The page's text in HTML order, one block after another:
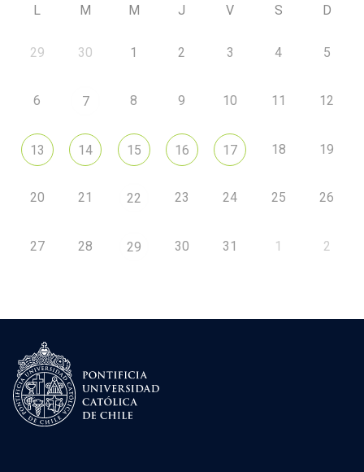
L M M J V S D
29 30 1 2 3 4 5
6 7 8 9 10 11 12
13 14 15 16 17 18 19
20 21 22 23 24 25 26
27 28 29 30 31 1 2